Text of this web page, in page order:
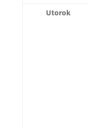
Utorok